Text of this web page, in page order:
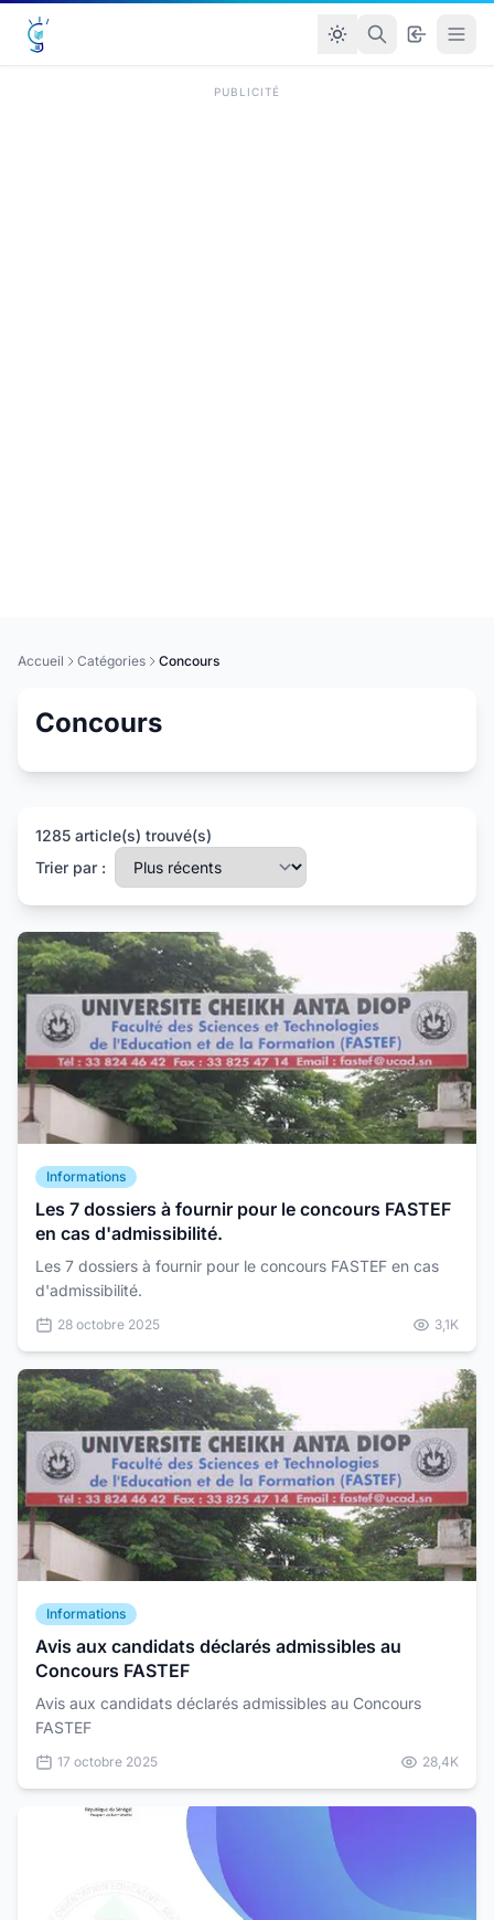
PUBLICITÉ
Accueil Catégories Concours
Concours
1285 article(s) trouvé(s)
Trier par :
Informations
Les 7 dossiers à fournir pour le concours FASTEF
en cas d'admissibilité.
Les 7 dossiers à fournir pour le concours FASTEF en cas
d'admissibilité.
28 octobre 2025 3,1K
Informations
Avis aux candidats déclarés admissibles au
Concours FASTEF
Avis aux candidats déclarés admissibles au Concours
FASTEF
17 octobre 2025 28,4K